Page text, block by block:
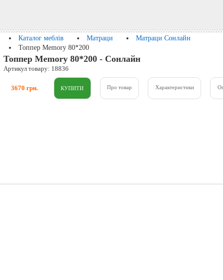
Каталог меблів Матраци
Матраци Сонлайн
Топпер Memory 80*200
Топпер Memory 80*200 - Сонлайн
Артикул товару: 18836
3670 грн. Про товар Характеристики